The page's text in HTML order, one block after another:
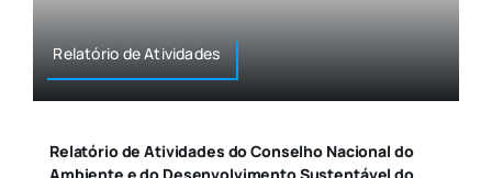
Relatório de Atividades
Relatório de Atividades do Conselho Nacional do